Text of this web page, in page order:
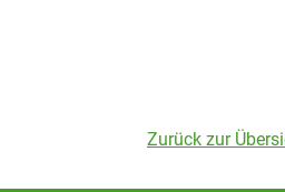
Zurück zur